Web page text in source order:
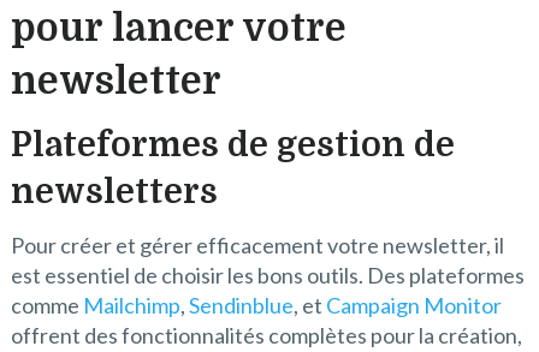
pour lancer votre
newsletter
Plateformes de gestion de
newsletters
Pour créer et gérer efficacement votre newsletter, il
est essentiel de choisir les bons outils. Des plateformes
comme Mailchimp,Sendinblue, et Campaign Monitor
offrent des fonctionnalités complètes pour la création,